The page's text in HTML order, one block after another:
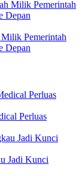
Milik Pemerintah
Depan
Perluas
Jadi Kunci